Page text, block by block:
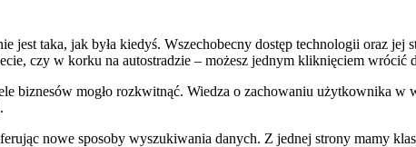
jest taka, jak była kiedyś. Wszechobecny dostęp technologii oraz
czy w korku na autostradzie – możesz jednym kliknięciem wrócić
biznesów mogło rozkwitnąć. Wiedza o zachowaniu użytkownika
nowe sposoby wyszukiwania danych. Z jednej strony mamy